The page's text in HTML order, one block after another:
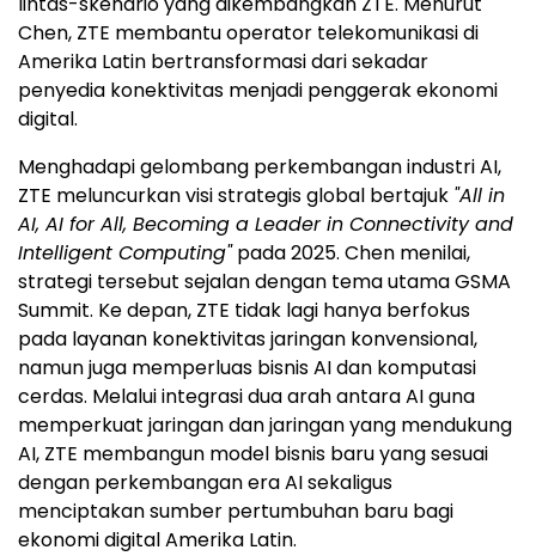
Chen, ZTE membantu operator telekomunikasi di
Amerika Latin bertransformasi dari sekadar
penyedia konektivitas menjadi penggerak ekonomi
digital.
Menghadapi gelombang perkembangan industri AI,
ZTE meluncurkan visi strategis global bertajuk "All in
AI, AI for All, Becoming a Leader in Connectivity and
Intelligent Computing"pada 2025. Chen menilai,
strategi tersebut sejalan dengan tema utama GSMA
Summit. Ke depan, ZTE tidak lagi hanya berfokus
pada layanan konektivitas jaringan konvensional,
namun juga memperluas bisnis AI dan komputasi
cerdas. Melalui integrasi dua arah antara AI guna
memperkuat jaringan dan jaringan yang mendukung
AI, ZTE membangun model bisnis baru yang sesuai
dengan perkembangan era AI sekaligus
menciptakan sumber pertumbuhan baru bagi
ekonomi digital Amerika Latin.